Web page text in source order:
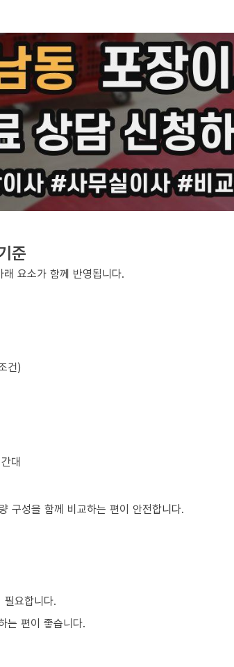
준
요소가 함께 반영됩니다.
건)
대
구성을 함께 비교하는 편이 안전합니다.
요합니다.
는 편이 좋습니다.